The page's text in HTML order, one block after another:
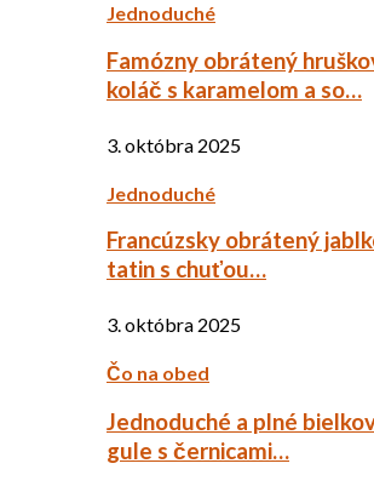
Jednoduché
Famózny obrátený
koláč s karamelom a so…
3. októbra 2025
Jednoduché
Francúzsky obrátený
tatin s chuťou…
3. októbra 2025
Čo na obed
Jednoduché a plné
gule s černicami…